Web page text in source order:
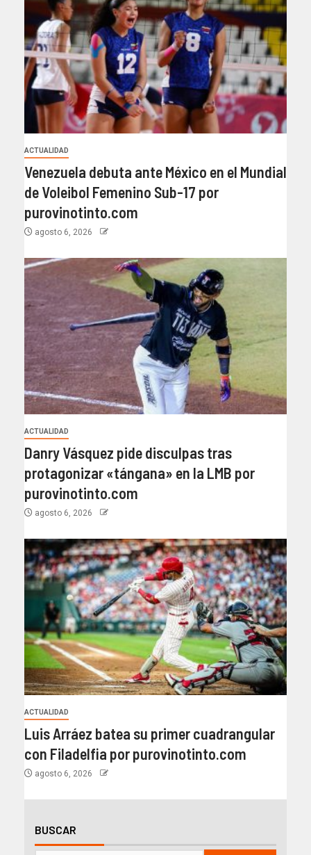
ACTUALIDAD
Venezuela debuta ante México en el Mundial
de Voleibol Femenino Sub-17 por
purovinotinto.com
agosto 6, 2026
ACTUALIDAD
Danry Vásquez pide disculpas tras
protagonizar «tángana» en la LMB por
purovinotinto.com
agosto 6, 2026
ACTUALIDAD
Luis Arráez batea su primer cuadrangular
con Filadelfia por purovinotinto.com
agosto 6, 2026
BUSCAR